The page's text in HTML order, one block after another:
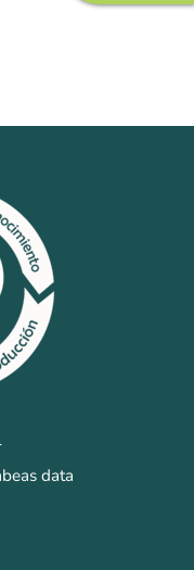
Estratégicos
de Desarrollo
y Desarrollo
y
y
Bioventas
data